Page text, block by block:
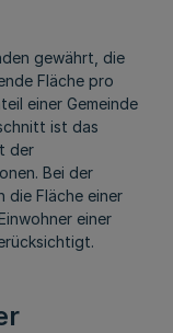
gewährt, die
Fläche pro
einer Gemeinde
ist das
der
Bei der
die Fläche einer
einer